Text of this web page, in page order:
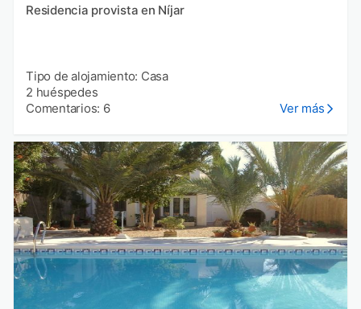
Residencia provista en Níjar
Tipo de alojamiento: Casa
2 huéspedes
Comentarios: 6
Ver más